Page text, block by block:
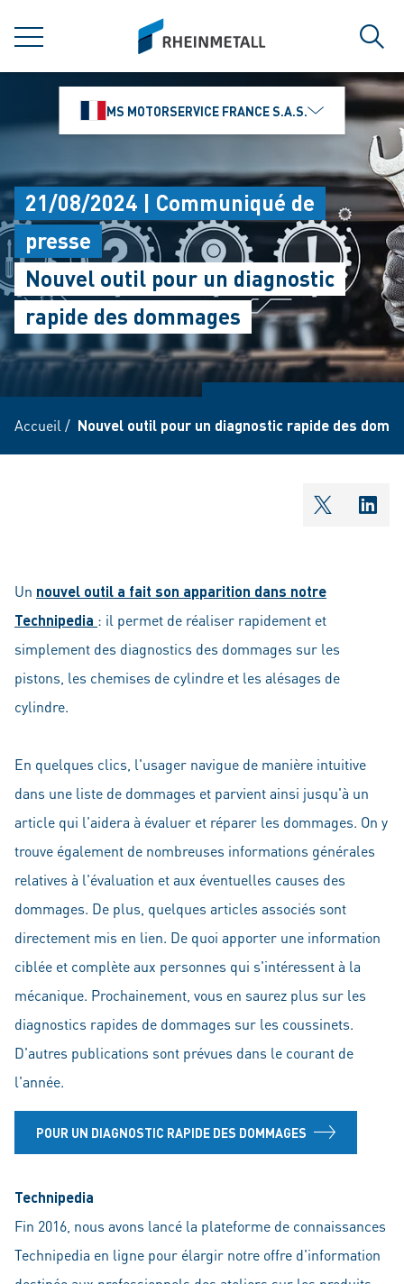
MENU
siteLogo
MS MOTORSERVICE FRANCE S.A.S.
21/08/2024 | Communiqué de
presse
Nouvel outil pour un diagnostic
rapide des dommages
Accueil / Nouvel outil pour un diagnostic rapide des
Un nouvel outil a fait son apparition dans notre
Technipedia : il permet de réaliser rapidement et
simplement des diagnostics des dommages sur les
pistons, les chemises de cylindre et les alésages de
cylindre.
En quelques clics, l'usager navigue de manière intuitive
dans une liste de dommages et parvient ainsi jusqu'à un
article qui l'aidera à évaluer et réparer les dommages. On y
trouve également de nombreuses informations générales
relatives à l'évaluation et aux éventuelles causes des
dommages. De plus, quelques articles associés sont
directement mis en lien. De quoi apporter une information
ciblée et complète aux personnes qui s'intéressent à la
mécanique. Prochainement, vous en saurez plus sur les
diagnostics rapides de dommages sur les coussinets.
D'autres publications sont prévues dans le courant de
l'année.
POUR UN DIAGNOSTIC RAPIDE DES DOMMAGES
Technipedia
Fin 2016, nous avons lancé la plateforme de connaissances
Technipedia en ligne pour élargir notre offre d'information